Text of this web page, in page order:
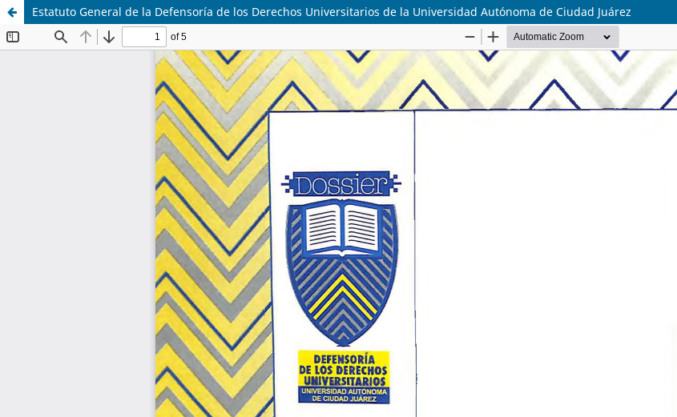
Estatuto General de la Defensoría de los Derechos Universitarios de la Universidad Autónoma de Ciudad Juárez